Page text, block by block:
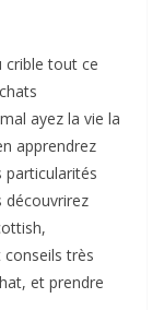
crible tout ce
ayez la vie la
apprendrez
particularités
très
et prendre